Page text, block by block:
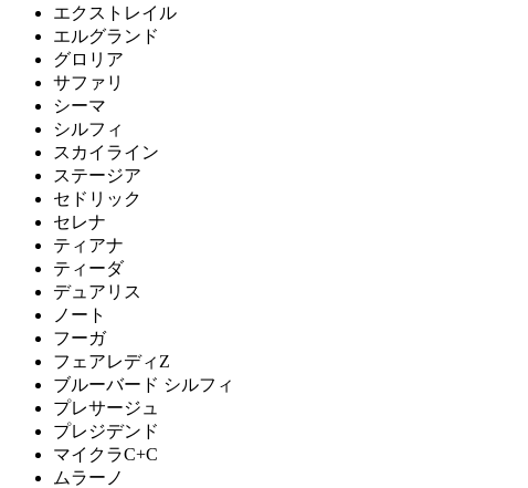
エクストレイル
エルグランド
グロリア
サファリ
シーマ
シルフィ
スカイライン
ステージア
セドリック
セレナ
ティアナ
ティーダ
デュアリス
ノート
フーガ
フェアレディZ
ブルーバード シルフィ
プレサージュ
プレジデンド
マイクラC+C
ムラーノ